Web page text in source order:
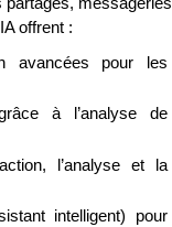
offrent :
avancées pour les
à l’analyse de
l’analyse et la
intelligent) pour